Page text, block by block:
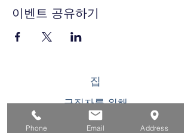
이벤트 공유하기
집
구직자를 위해
기업용
Phone Email Address